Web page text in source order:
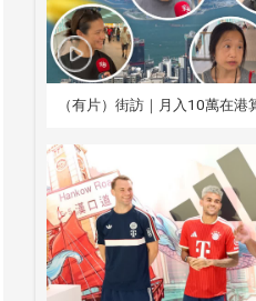
（有片）街訪｜月入10萬在港